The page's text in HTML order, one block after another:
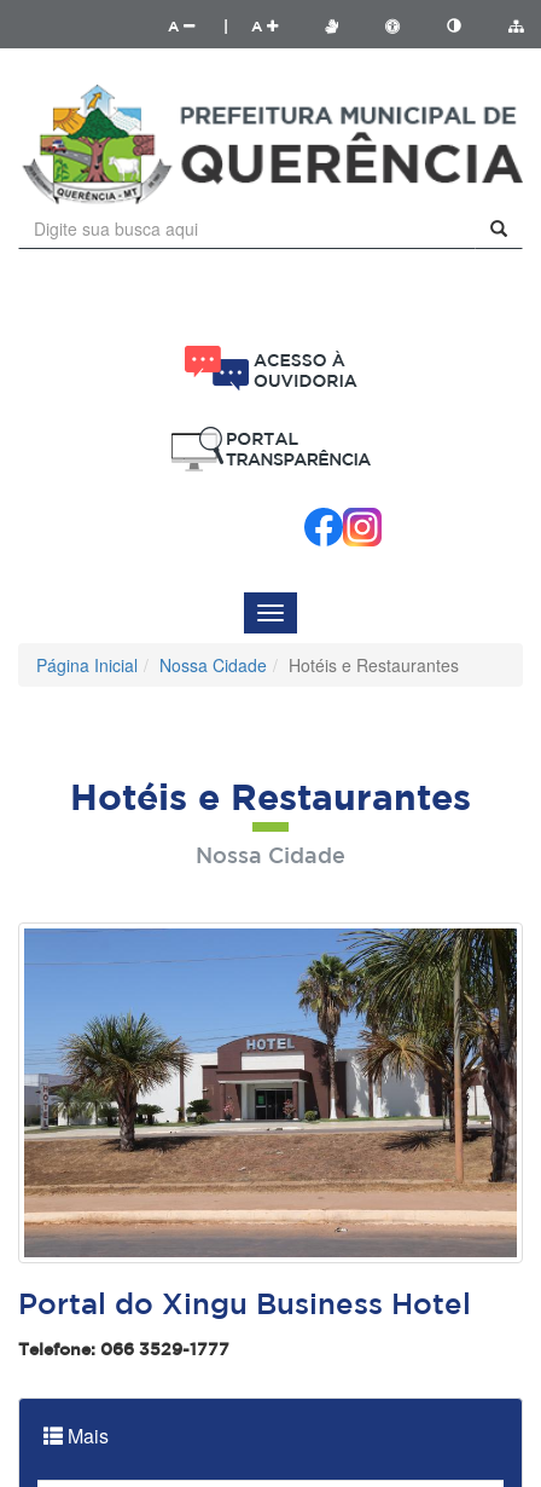
A A
Menu
de
Navegação
Página Inicial Nossa Cidade Hotéis e Restaurantes
Hotéis e Restaurantes
Nossa Cidade
Portal do Xingu Business Hotel
Telefone: 066 3529-1777
Mais